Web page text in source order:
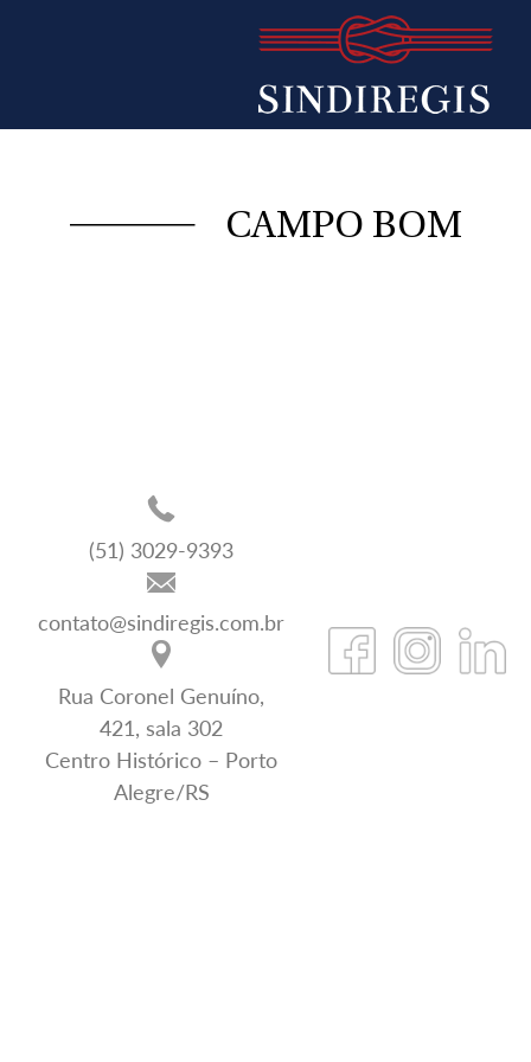
CAMPO BOM
(51) 3029-9393
contato@sindiregis.com.br
Rua Coronel Genuíno,
421, sala 302
Centro Histórico – Porto
Alegre/RS